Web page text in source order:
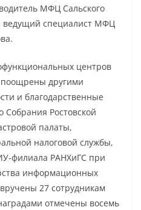
МФЦ Сальского
специалист МФЦ
центров
поощрены другими
и благодарственные
Собрания Ростовской
палаты,
налоговой службы,
филиала РАНХиГС при
информационных
27 сотрудникам
отмечены восемь